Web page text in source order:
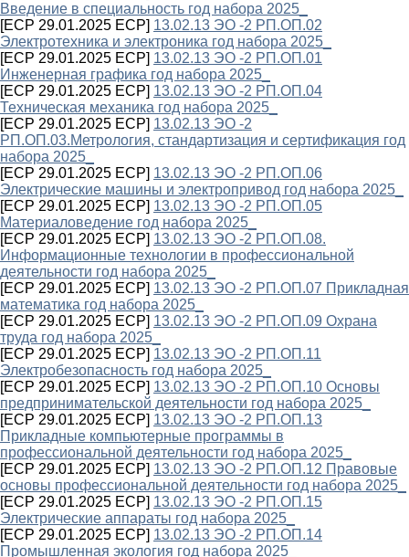
Введение в специальность год набора 2025_
[ECP 29.01.2025 ECP] 13.02.13 ЭО -2 РП.ОП.02
Электротехника и электроника год набора 2025_
[ECP 29.01.2025 ECP] 13.02.13 ЭО -2 РП.ОП.01
Инженерная графика год набора 2025_
[ECP 29.01.2025 ECP] 13.02.13 ЭО -2 РП.ОП.04
Техническая механика год набора 2025_
[ECP 29.01.2025 ECP] 13.02.13 ЭО -2
РП.ОП.03.Метрология, стандартизация и сертификация год
набора 2025_
[ECP 29.01.2025 ECP] 13.02.13 ЭО -2 РП.ОП.06
Электрические машины и электропривод год набора 2025_
[ECP 29.01.2025 ECP] 13.02.13 ЭО -2 РП.ОП.05
Материаловедение год набора 2025_
[ECP 29.01.2025 ECP] 13.02.13 ЭО -2 РП.ОП.08.
Информационные технологии в профессиональной
деятельности год набора 2025_
[ECP 29.01.2025 ECP] 13.02.13 ЭО -2 РП.ОП.07 Прикладная
математика год набора 2025_
[ECP 29.01.2025 ECP] 13.02.13 ЭО -2 РП.ОП.09 Охрана
труда год набора 2025_
[ECP 29.01.2025 ECP] 13.02.13 ЭО -2 РП.ОП.11
Электробезопасность год набора 2025_
[ECP 29.01.2025 ECP] 13.02.13 ЭО -2 РП.ОП.10 Основы
предпринимательской деятельности год набора 2025_
[ECP 29.01.2025 ECP] 13.02.13 ЭО -2 РП.ОП.13
Прикладные компьютерные программы в
профессиональной деятельности год набора 2025_
[ECP 29.01.2025 ECP] 13.02.13 ЭО -2 РП.ОП.12 Правовые
основы профессиональной деятельности год набора 2025_
[ECP 29.01.2025 ECP] 13.02.13 ЭО -2 РП.ОП.15
Электрические аппараты год набора 2025_
[ECP 29.01.2025 ECP] 13.02.13 ЭО -2 РП.ОП.14
Промышленная экология год набора 2025_